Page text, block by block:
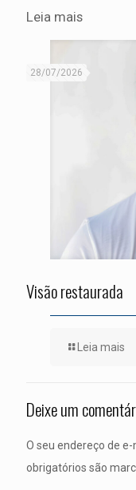
Leia mais
28/07/2026
Visão restaurada
Leia mais
Deixe um
O seu endereço de
obrigatórios são